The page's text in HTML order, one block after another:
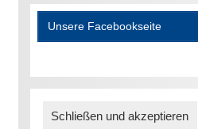
Unsere Facebookseite